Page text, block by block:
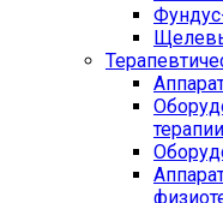
терапии